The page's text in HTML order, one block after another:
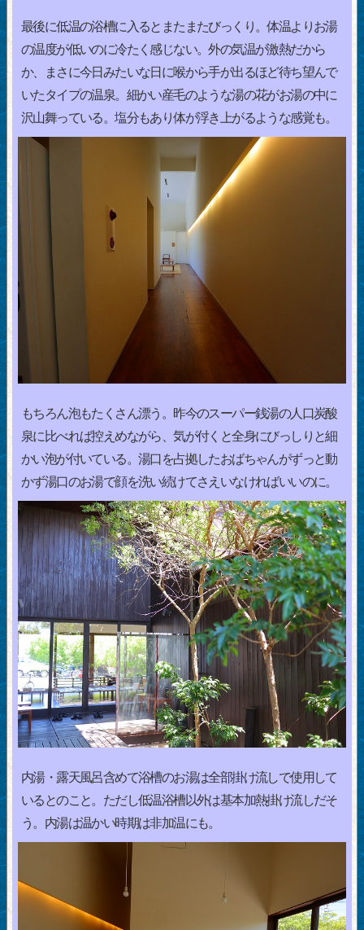
最後に低温の浴槽に入るとまたまたびっくり。体温よりお湯
の温度が低いのに冷たく感じない。外の気温が激熱だから
か、まさに今日みたいな日に喉から手が出るほど待ち望んで
いたタイプの温泉。細かい産毛のような湯の花がお湯の中に
沢山舞っている。塩分もあり体が浮き上がるような感覚も。
もちろん泡もたくさん漂う。昨今のスーパー銭湯の人口炭酸
泉に比べれば控えめながら、気が付くと全身にびっしりと細
かい泡が付いている。湯口を占拠したおばちゃんがずっと動
かず湯口のお湯で顔を洗い続けてさえいなければいいのに。
内湯・露天風呂含めて浴槽のお湯は全部掛け流しで使用して
いるとのこと。ただし低温浴槽以外は基本加熱掛け流しだそ
う。内湯は温かい時期は非加温にも。